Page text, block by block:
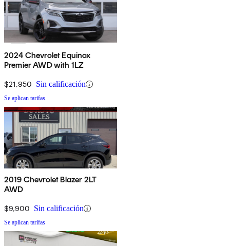
2024 Chevrolet Equinox
Premier AWD with 1LZ
$21,950 Sin calificación
Se aplican tarifas
2019 Chevrolet Blazer 2LT
AWD
$9,900 Sin calificación
Se aplican tarifas